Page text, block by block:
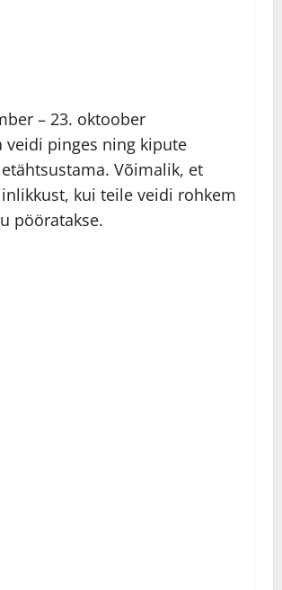
– 23. oktoober
veidi pinges ning kipute
Võimalik, et
kui teile veidi rohkem
pööratakse.